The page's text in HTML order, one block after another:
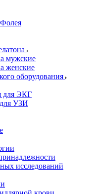
мужские
женские
оборудования
для ЭКГ
УЗИ
исследований